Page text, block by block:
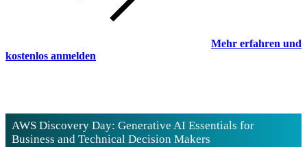
Mehr erfahren und
kostenlos anmelden
AWS Discovery Day: Generative AI Essentials for
Business and Technical Decision Makers